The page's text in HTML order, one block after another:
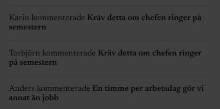
Karin kommenterade Kräv detta om chefen ringer på
semestern
Torbjörn kommenterade Kräv detta om chefen ringer
på semestern
Anders kommenterade En timme per arbetsdag gör vi
annat än jobb